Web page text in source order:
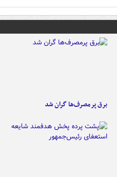
برق پرمصرف‌ها گران شد